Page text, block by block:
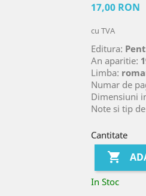
17,00 RON
cu TVA
Editura:
An aparitie:
Limba:
Numar de
Dimensiuni
Note si tip
Cantitate

In Stoc